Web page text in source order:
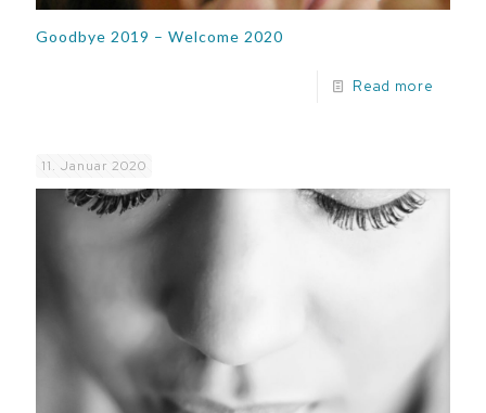
Goodbye 2019 – Welcome 2020
Read more
11. Januar 2020